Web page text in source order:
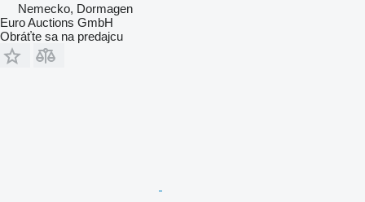
Nemecko, Dormagen
Euro Auctions GmbH
Obráťte sa na predajcu